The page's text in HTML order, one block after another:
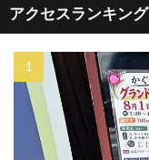
アクセスランキング